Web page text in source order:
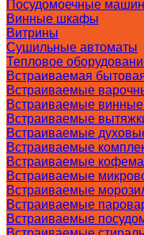
Посудомоечные
Винные шкафы
Витрины
Сушильные автоматы
Тепловое
Встраиваемая
Встраиваемые
Встраиваемые
Встраиваемые
Встраиваемые
Встраиваемые
Встраиваемые
Встраиваемые
Встраиваемые
Встраиваемые
Встраиваемые